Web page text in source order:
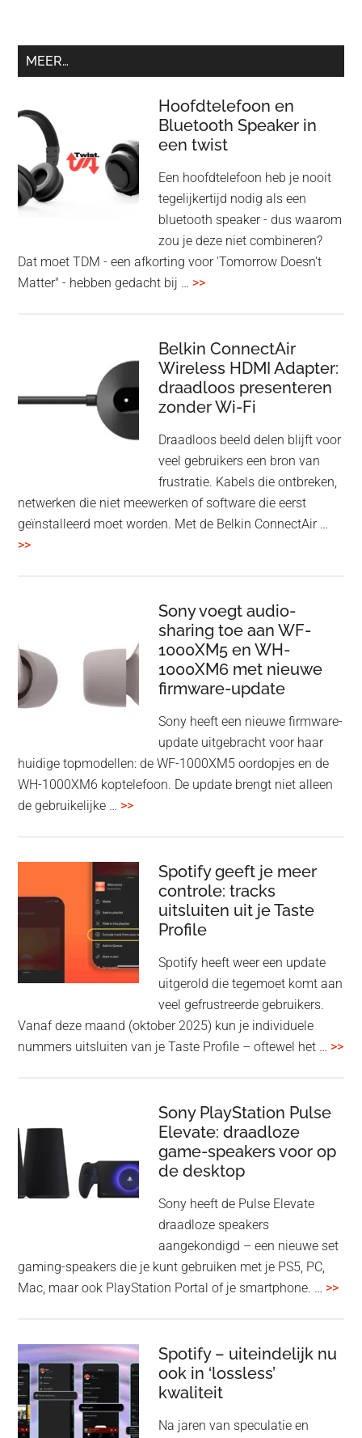
MEER…
Hoofdtelefoon en
Bluetooth Speaker in
een twist
Een hoofdtelefoon heb je nooit
tegelijkertijd nodig als een
bluetooth speaker - dus waarom
zou je deze niet combineren?
Dat moet TDM - een afkorting voor 'Tomorrow Doesn't
Matter" - hebben gedacht bij … >>overHoofdtelefoon
Speaker
in
een
twist
Belkin ConnectAir
Wireless HDMI Adapter:
draadloos presenteren
zonder Wi-Fi
Draadloos beeld delen blijft voor
veel gebruikers een bron van
frustratie. Kabels die ontbreken,
netwerken die niet meewerken of software die eerst
geïnstalleerd moet worden. Met de Belkin ConnectAir …
>>overBelkin
draadloos
presenteren
zonder
Wi-
Sony voegt audio-
sharing toe aan WF-
1000XM5 en WH-
1000XM6 met nieuwe
firmware-update
Sony heeft een nieuwe firmware-
update uitgebracht voor haar
huidige topmodellen: de WF-1000XM5 oordopjes en de
WH-1000XM6 koptelefoon. De update brengt niet alleen
de gebruikelijke … >>overSony
sharing
WF-
en
1000XM6
nieuwe
Spotify geeft je meer
controle: tracks
uitsluiten uit je Taste
Profile
Spotify heeft weer een update
uitgerold die tegemoet komt aan
veel gefrustreerde gebruikers.
Vanaf deze maand (oktober 2025) kun je individuele
nummers uitsluiten van je Taste Profile – oftewel het … >>
Sony PlayStation Pulse
Elevate: draadloze
game-speakers voor op
de desktop
Sony heeft de Pulse Elevate
draadloze speakers
aangekondigd – een nieuwe set
gaming-speakers die je kunt gebruiken met je PS5, PC,
Mac, maar ook PlayStation Portal of je smartphone. … >>
Spotify – uiteindelijk nu
ook in ‘lossless’
kwaliteit
Na jaren van speculatie en